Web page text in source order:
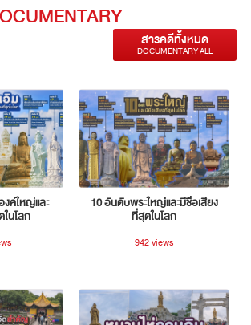
สารคดีทั้งหมด
DOCUMENTARY ALL
ค์ใหญ่และ
นโลก
10 อันดับพระใหญ่และมีชื่อเสียง
ที่สุดในโลก
942 views